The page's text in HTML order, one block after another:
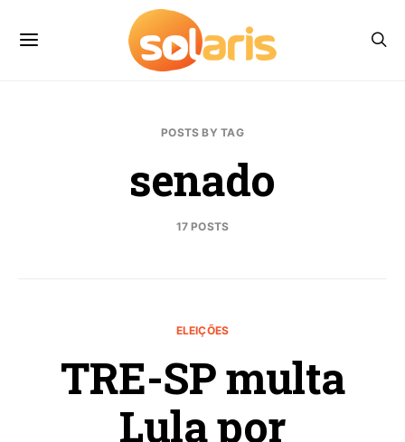
POSTS BY TAG
senado
17 POSTS
ELEIÇÕES
TRE-SP multa
Lula por